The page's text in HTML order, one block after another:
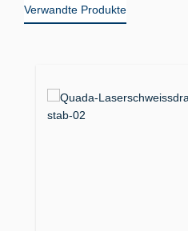
Verwandte Produkte